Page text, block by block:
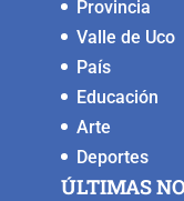
Provincia
Valle de Uco
País
Educación
Arte
Deportes
ÚLTIMAS